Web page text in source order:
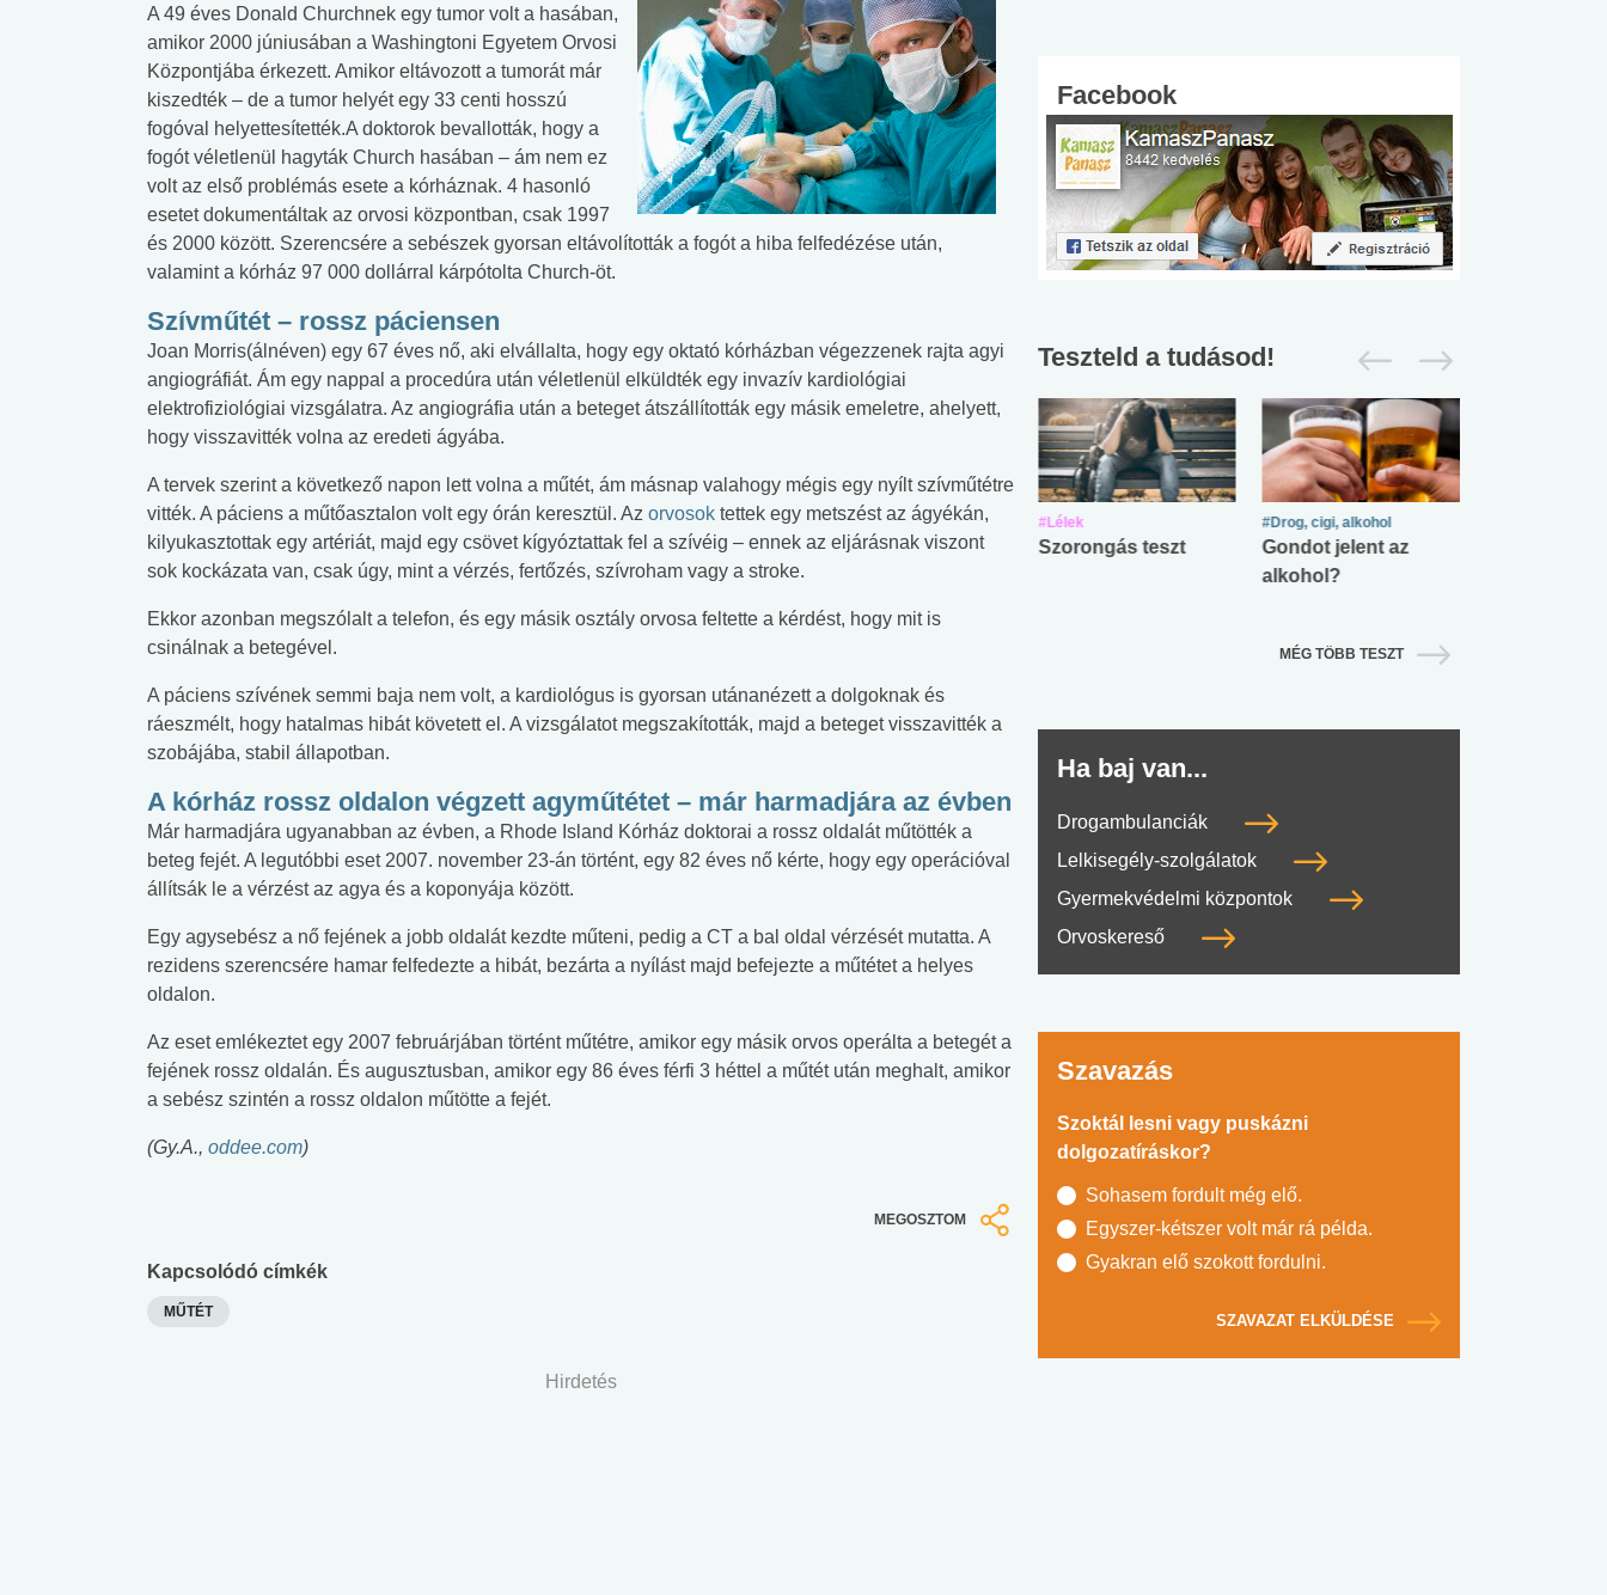
A 49 éves Donald Churchnek egy tumor volt a hasában,
amikor 2000 júniusában a Washingtoni Egyetem Orvosi
Központjába érkezett. Amikor eltávozott a tumorát már
kiszedték – de a tumor helyét egy 33 centi hosszú
fogóval helyettesítették.A doktorok bevallották, hogy a
fogót véletlenül hagyták Church hasában – ám nem ez
volt az első problémás esete a kórháznak. 4 hasonló
esetet dokumentáltak az orvosi központban, csak 1997
és 2000 között. Szerencsére a sebészek gyorsan eltávolították a fogót a hiba felfedézése után,
valamint a kórház 97 000 dollárral kárpótolta Church-öt.
Szívműtét – rossz páciensen
Joan Morris(álnéven) egy 67 éves nő, aki elvállalta, hogy egy oktató kórházban végezzenek rajta agyi
angiográfiát. Ám egy nappal a procedúra után véletlenül elküldték egy invazív kardiológiai
elektrofiziológiai vizsgálatra. Az angiográfia után a beteget átszállították egy másik emeletre, ahelyett,
hogy visszavitték volna az eredeti ágyába.
A tervek szerint a következő napon lett volna a műtét, ám másnap valahogy mégis egy nyílt szívműtétre
vitték. A páciens a műtőasztalon volt egy órán keresztül. Az orvosok tettek egy metszést az ágyékán,
kilyukasztottak egy artériát, majd egy csövet kígyóztattak fel a szívéig – ennek az eljárásnak viszont
sok kockázata van, csak úgy, mint a vérzés, fertőzés, szívroham vagy a stroke.
Ekkor azonban megszólalt a telefon, és egy másik osztály orvosa feltette a kérdést, hogy mit is
csinálnak a betegével.
A páciens szívének semmi baja nem volt, a kardiológus is gyorsan utánanézett a dolgoknak és
ráeszmélt, hogy hatalmas hibát követett el. A vizsgálatot megszakították, majd a beteget visszavitték a
szobájába, stabil állapotban.
A kórház rossz oldalon végzett agyműtétet – már harmadjára az évben
Már harmadjára ugyanabban az évben, a Rhode Island Kórház doktorai a rossz oldalát műtötték a
beteg fejét. A legutóbbi eset 2007. november 23-án történt, egy 82 éves nő kérte, hogy egy operációval
állítsák le a vérzést az agya és a koponyája között.
Egy agysebész a nő fejének a jobb oldalát kezdte műteni, pedig a CT a bal oldal vérzését mutatta. A
rezidens szerencsére hamar felfedezte a hibát, bezárta a nyílást majd befejezte a műtétet a helyes
oldalon.
Az eset emlékeztet egy 2007 februárjában történt műtétre, amikor egy másik orvos operálta a betegét a
fejének rossz oldalán. És augusztusban, amikor egy 86 éves férfi 3 héttel a műtét után meghalt, amikor
a sebész szintén a rossz oldalon műtötte a fejét.
(Gy.A., oddee.com)
MEGOSZTOM
Kapcsolódó címkék
MŰTÉT
Hirdetés
Facebook
Teszteld a tudásod!
#Zöldövezet
Mekkora az ökológiai
lábnyomod?
#Betegségek
Elsősegély
tudásteszt
#Suli, munka
Angol középfokú
nyelvvizsga teszt -
#Suli, munka
Internet-függőség
#Lélek
Szorongás teszt
#Drog, cigi, alkohol
Gondot jelent az
alkohol?
MÉG TÖBB TESZT
Ha baj van...
Drogambulanciák
Lelkisegély-szolgálatok
Gyermekvédelmi központok
Orvoskereső
Szavazás
Szoktál lesni vagy puskázni
dolgozatíráskor?
Sohasem fordult még elő.
Egyszer-kétszer volt már rá példa.
Gyakran elő szokott fordulni.
SZAVAZAT ELKÜLDÉSE